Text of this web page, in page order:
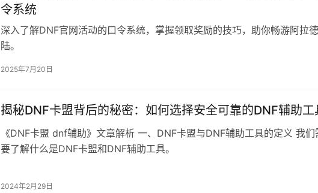
令系统
深入了解DNF官网活动的口令系统，掌握领取奖励的技巧，助你畅游阿拉
陆。
2025年7月20日
揭秘DNF卡盟背后的秘密：如何选择安全可靠的DNF辅助工
《DNF卡盟 dnf辅助》文章解析 一、DNF卡盟与DNF辅助工具的定义 我们
要了解什么是DNF卡盟和DNF辅助工具。
2024年2月29日